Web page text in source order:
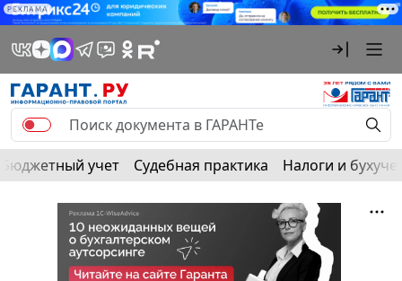
РЕКЛАМА
Бюджетный учет Судебная практика Налоги и